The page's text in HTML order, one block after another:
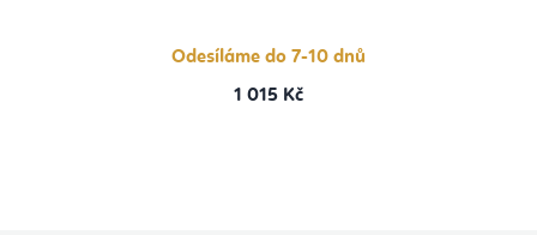
Odesíláme do 7-10 dnů
1 015 Kč